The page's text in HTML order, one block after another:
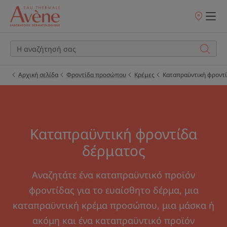
Σημεία
Αρχική σελίδα Φροντίδα προσώπου Κρέμες Καταπραϋντική
Καταπραϋντική φροντίδα
δέρματος
Αναζητάτε ένα καταπραϋντικό προϊόν
φροντίδας για το ευαίσθητο δέρμα, μια
καταπραϋντική κρέμα προσώπου, μια μάσκα ή
ακόμη και ένα καταπραϋντικό προϊόν